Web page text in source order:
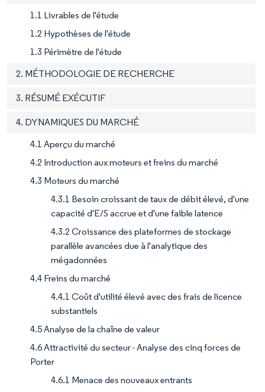
1.1 Livrables de l'étude
1.2 Hypothèses de l'étude
1.3 Périmètre de l'étude
2. MÉTHODOLOGIE DE RECHERCHE
3. RÉSUMÉ EXÉCUTIF
4. DYNAMIQUES DU MARCHÉ
4.1 Aperçu du marché
4.2 Introduction aux moteurs et freins du marché
4.3 Moteurs du marché
4.3.1 Besoin croissant de taux de débit élevé, d'une
capacité d'E/S accrue et d'une faible latence
4.3.2 Croissance des plateformes de stockage
parallèle avancées due à l'analytique des
mégadonnées
4.4 Freins du marché
4.4.1 Coût d'utilité élevé avec des frais de licence
substantiels
4.5 Analyse de la chaîne de valeur
4.6 Attractivité du secteur - Analyse des cinq forces de
Porter
4.6.1 Menace des nouveaux entrants